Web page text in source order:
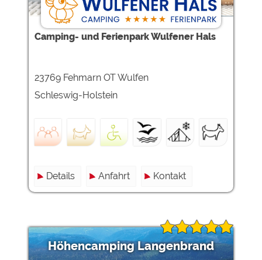
Camping- und Ferienpark Wulfener Hals
23769 Fehmarn OT Wulfen
Schleswig-Holstein
Details Anfahrt Kontakt
Höhencamping Langenbrand